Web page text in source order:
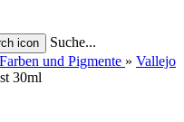
Suche...
und Pigmente » Vallejo
30ml